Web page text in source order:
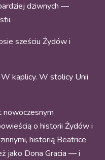
dziwnych —
sześciu Żydów i
kaplicy. W stolicy Unii
nowoczesnym
o historii Żydów i
historią Beatrice
jako Dona Gracia — i